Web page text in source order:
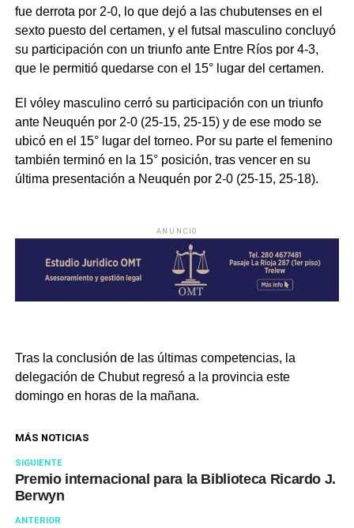
fue derrota por 2-0, lo que dejó a las chubutenses en el
sexto puesto del certamen, y el futsal masculino concluyó
su participación con un triunfo ante Entre Ríos por 4-3,
que le permitió quedarse con el 15° lugar del certamen.
El vóley masculino cerró su participación con un triunfo
ante Neuquén por 2-0 (25-15, 25-15) y de ese modo se
ubicó en el 15° lugar del torneo. Por su parte el femenino
también terminó en la 15° posición, tras vencer en su
última presentación a Neuquén por 2-0 (25-15, 25-18).
ANUNCIO
Tras la conclusión de las últimas competencias, la
delegación de Chubut regresó a la provincia este
domingo en horas de la mañana.
MÁS NOTICIAS
SIGUIENTE
Premio internacional para la Biblioteca Ricardo J.
Berwyn
ANTERIOR